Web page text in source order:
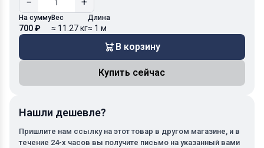
На сумму
700 ₽
Вес
≈ 11.27 кг
Длина
≈ 1 м
В корзину
Купить сейчас
Нашли дешевле?
Пришлите нам ссылку на этот товар в другом магазине, и в
течение 24-х часов вы получите письмо на указанный вами